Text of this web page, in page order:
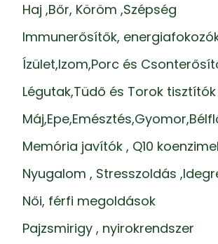
Haj ,Bőr, Köröm ,Szépség
Immunerősítők,
Ízület,Izom,Porc és
Légutak,Tüdő és Torok tisztítók
Memória javítók , Q10
Nyugalom , Stresszoldás
Női, férfi megoldások
Pajzsmirigy , nyirokrendszer